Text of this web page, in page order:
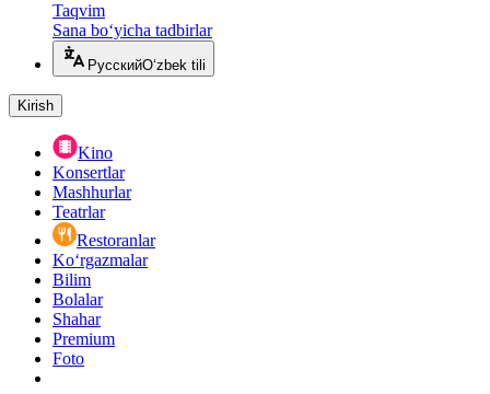
Taqvim
Sana bo‘yicha tadbirlar
РусскийO‘zbek tili
Kirish
Kino
Konsertlar
Mashhurlar
Teatrlar
Restoranlar
Ko‘rgazmalar
Bilim
Bolalar
Shahar
Premium
Foto